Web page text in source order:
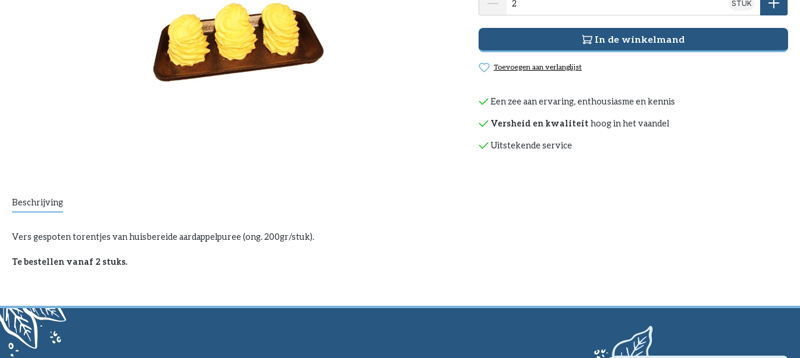
STUK
In de winkelmand
Toevoegen aan verlanglijst
Een zee aan ervaring, enthousiasme en kennis
Versheid en kwaliteit hoog in het vaandel
Uitstekende service
Beschrijving
Vers gespoten torentjes van huisbereide aardappelpuree (ong. 200gr/stuk).
Te bestellen vanaf 2 stuks.